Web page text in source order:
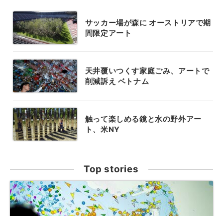
サッカー場が森に オーストリアで期
間限定アート
天井覆いつくす家庭ごみ、アートで
削減訴え ベトナム
触って楽しめる鏡と水の野外アー
ト、米NY
Top stories